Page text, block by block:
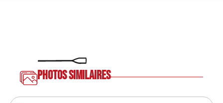
Photos similaires